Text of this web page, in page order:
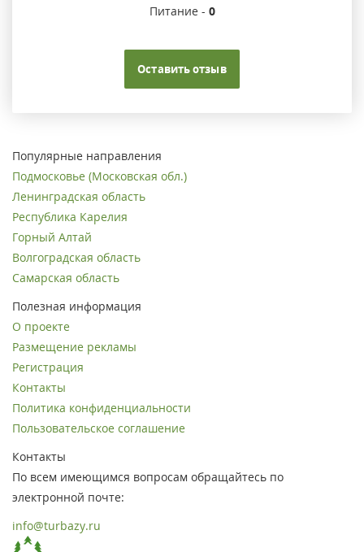
Питание - 0
Оставить отзыв
Популярные направления
Подмосковье (Московская обл.)
Ленинградская область
Республика Карелия
Горный Алтай
Волгоградская область
Самарская область
Полезная информация
О проекте
Размещение рекламы
Регистрация
Контакты
Политика конфиденциальности
Пользовательское соглашение
Контакты
По всем имеющимся вопросам обращайтесь по
электронной почте:
info@turbazy.ru